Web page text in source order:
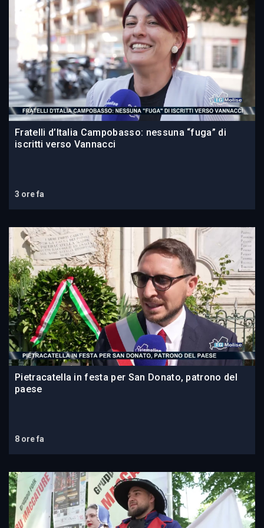
Fratelli d’Italia Campobasso: nessuna “fuga” di
iscritti verso Vannacci
3 ore fa
Pietracatella in festa per San Donato, patrono del
paese
8 ore fa